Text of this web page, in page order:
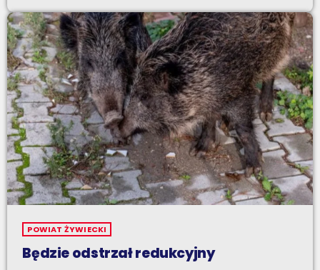
POWIAT ŻYWIECKI
Będzie odstrzał redukcyjny